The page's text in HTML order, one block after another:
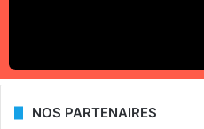
NOS PARTENAIRES